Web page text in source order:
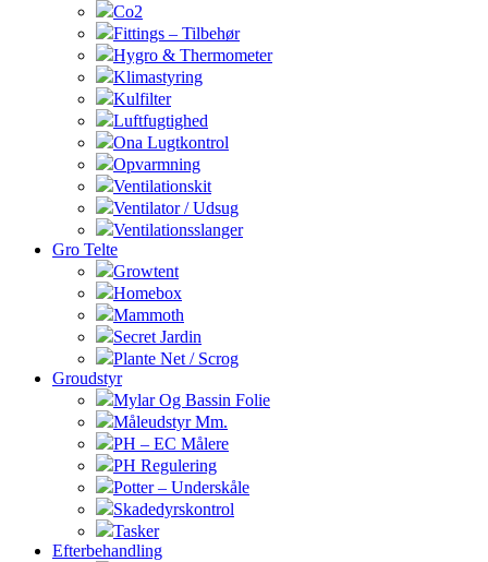
Co2
Fittings – Tilbehør
Hygro & Thermometer
Klimastyring
Kulfilter
Luftfugtighed
Ona Lugtkontrol
Opvarmning
Ventilationskit
Ventilator / Udsug
Ventilationsslanger
Gro Telte
Growtent
Homebox
Mammoth
Secret Jardin
Plante Net / Scrog
Groudstyr
Mylar Og Bassin Folie
Måleudstyr Mm.
PH – EC Målere
PH Regulering
Potter – Underskåle
Skadedyrskontrol
Tasker
Efterbehandling